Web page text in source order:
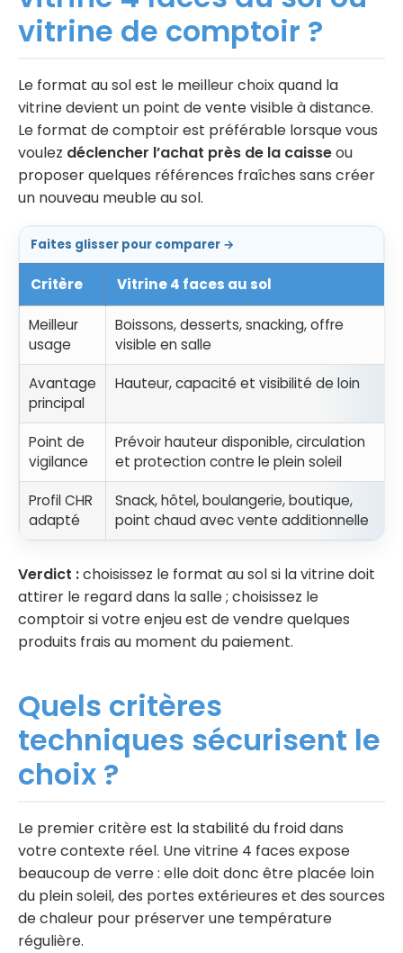
vitrine de comptoir ?
Le format au sol est le meilleur choix quand la
vitrine devient un point de vente visible à distance.
Le format de comptoir est préférable lorsque vous
voulez déclencher l’achat près de la caisseou
proposer quelques références fraîches sans créer
un nouveau meuble au sol.
Faites glisser pour comparer →
Critère Vitrine 4 faces au sol
Meilleur
usage
Boissons, desserts, snacking, offre
visible en salle
Avantage
principal
Hauteur, capacité et visibilité de loin
Point de
vigilance
Prévoir hauteur disponible, circulation
et protection contre le plein soleil
Profil CHR
adapté
Snack, hôtel, boulangerie, boutique,
point chaud avec vente additionnelle
Verdict :choisissez le format au sol si la vitrine doit
attirer le regard dans la salle ; choisissez le
comptoir si votre enjeu est de vendre quelques
produits frais au moment du paiement.
Quels critères
techniques sécurisent le
choix ?
Le premier critère est la stabilité du froid dans
votre contexte réel. Une vitrine 4 faces expose
beaucoup de verre : elle doit donc être placée loin
du plein soleil, des portes extérieures et des sources
de chaleur pour préserver une température
régulière.